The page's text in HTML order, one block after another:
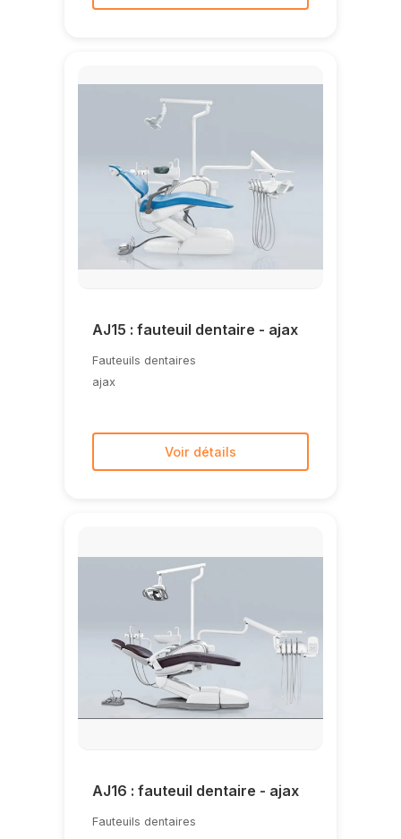
AJ15 : fauteuil dentaire - ajax
Fauteuils dentaires
ajax
Voir détails
AJ16 : fauteuil dentaire - ajax
Fauteuils dentaires